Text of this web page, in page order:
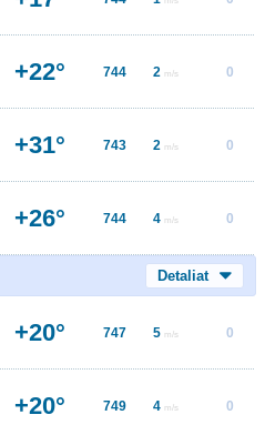
+22° 744 2 m/s 0
+31° 743 2 m/s 0
+26° 744 4 m/s 0
Detaliat
+20° 747 5 m/s 0
+20° 749 4 m/s 0